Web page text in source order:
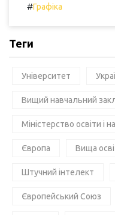
#Графіка
Теги
Університет
Вищий навчальний
Міністерство освіти і
Європа Вища
Штучний інтелект
Європейський Союз